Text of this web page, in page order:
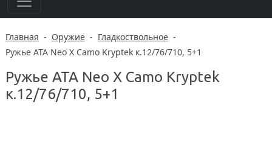
Главная - Оружие - Гладкоствольное -
Ружье ATA Neo X Camo Kryptek к.12/76/710, 5+1
Ружье ATA Neo X Camo Kryptek
к.12/76/710, 5+1